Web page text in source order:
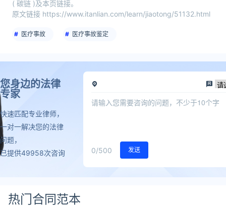
( 碳链 )及本页链接。
原文链接 https://www.itanlian.com/learn/jiaotong/51132.html
医疗事故 医疗事故鉴定
您身边的法律
专家
快速匹配专业律师，
一对一解决您的法律
问题，
已提供49958次咨询
0/500 发送
热门合同范本